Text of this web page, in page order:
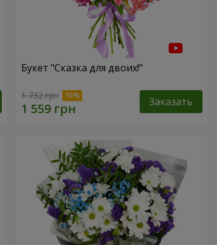
Букет "Сказка для двоих!"
1 732 грн Заказать